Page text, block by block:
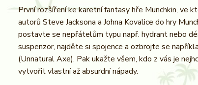
První rozšíření ke karetní fantasy hře Munchkin, ve
autorů Steve Jacksona a Johna Kovalice do hry
postavte se nepřátelům typu např. hydrant nebo
suspenzor, najděte si spojence a ozbrojte se
(Unnatural Axe). Pak ukažte všem, kdo z vás je
vytvořit vlastní až absurdní nápady.